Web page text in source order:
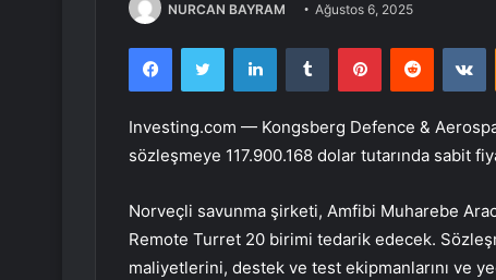
NURCAN BAYRAM Ağustos 6, 2025
FacebookTwitter LinkedInTumblr PinterestReddit
Investing.com — Kongsberg Defence &
sözleşmeye 117.900.168 dolar tutarında sabit
Norveçli savunma şirketi, Amfibi Muharebe
Remote Turret 20 birimi tedarik edecek.
maliyetlerini, destek ve test ekipmanlarını ve